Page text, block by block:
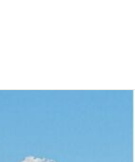
деталі
пожежі